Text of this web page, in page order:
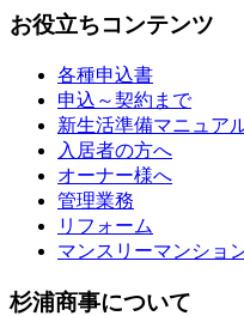
お役立ちコンテンツ
各種申込書
申込～契約まで
新生活準備マニュア
入居者の方へ
オーナー様へ
管理業務
リフォーム
マンスリーマンショ
杉浦商事について